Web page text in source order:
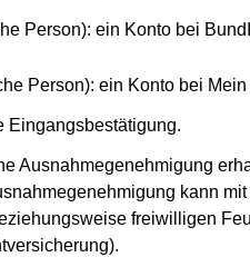
Person): ein Konto bei
Person): ein Konto bei
Eingangsbestätigung.
Ausnahmegenehmigung
kann
freiwilligen